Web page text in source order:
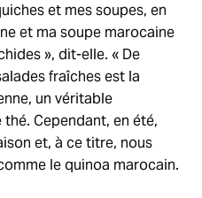
et mes soupes, en
et ma soupe marocaine
», dit-elle. « De
fraîches est la
un véritable
Cependant, en été,
et, à ce titre, nous
le quinoa marocain.